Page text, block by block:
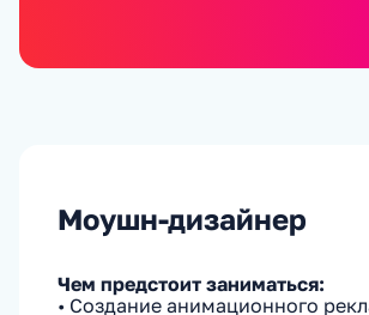
Моушн-дизайнер
Чем предстоит заниматься:
• Создание анимационного